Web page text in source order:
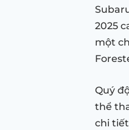
2025
một
Quý
thể
chi